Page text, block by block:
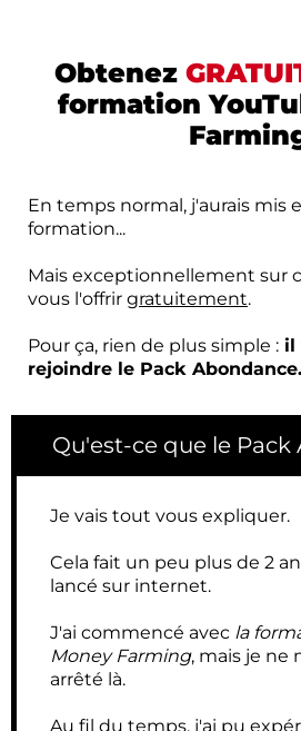
Obtenez
formation
En temps normal, j'aurais mis
formation...
Mais exceptionnellement sur
vous l'offrir gratuitement.
Pour ça, rien de plus simple : il
rejoindre le Pack Abondance.
Qu'est-ce que le Pack
Je vais tout vous expliquer.
Cela fait un peu plus de 2
lancé sur internet.
J'ai commencé avec la
Money Farming, mais je ne
arrêté là.
Au fil du temps, j'ai pu